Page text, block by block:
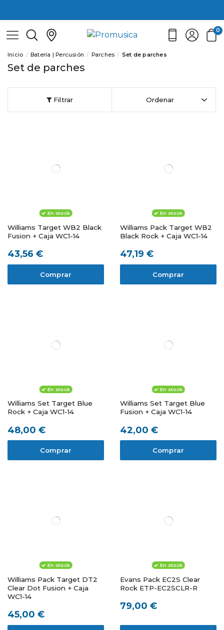
0
Inicio Batería | Percusión Parches Set de parches
Set de parches
Filtrar Ordenar
En stock
Williams Target WB2 Black
Fusion + Caja WC1-14
43,56 €
Comprar
En stock
Williams Pack Target WB2
Black Rock + Caja WC1-14
47,19 €
Comprar
En stock
Williams Set Target Blue
Rock + Caja WC1-14
48,00 €
Comprar
En stock
Williams Set Target Blue
Fusion + Caja WC1-14
42,00 €
Comprar
En stock
Williams Pack Target DT2
Clear Dot Fusion + Caja
WC1-14
45,00 €
En stock
Evans Pack EC2S Clear
Rock ETP-EC2SCLR-R
79,00 €